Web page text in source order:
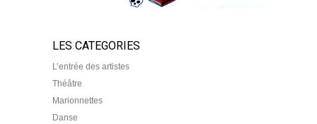
LES CATEGORIES
L’entrée des artistes
Théâtre
Marionnettes
Danse